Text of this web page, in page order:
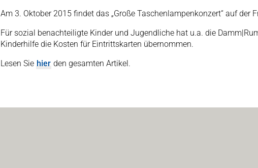
Am 3. Oktober 2015 findet das „Große Taschenlampenkonzert“ auf der
Für sozial benachteiligte Kinder und Jugendliche hat u.a. die
Kinderhilfe die Kosten für Eintrittskarten übernommen.
Lesen Sie hier den gesamten Artikel.